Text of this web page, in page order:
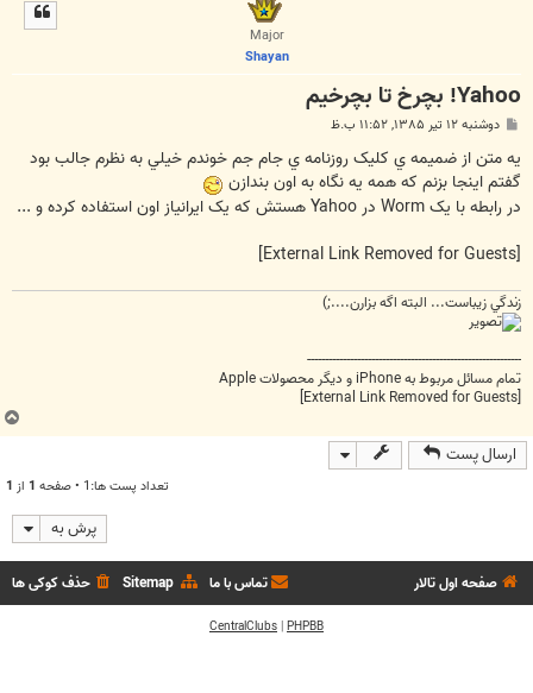
Major
Shayan
Yahoo! بچرخ تا بچرخيم
ت
دوشنبه ۱۲ تیر ۱۳۸۵, ۱۱:۵۲ ب.ظ
يه متن از ضميمه ي کليک روزنامه ي جام جم خوندم خيلي به نظرم جالب بود
گفتم اينجا بزنم که همه يه نگاه به اون بندازن
در رابطه با يک Worm در Yahoo هستش که يک ايرانياز اون استفاده کرده و ...
[External Link Removed for Guests]
زندگي زيباست... البته اگه بزارن....;)
------------------------------------------------------------
تمام مسائل مربوط به iPhone و دیگر محصولات Apple
[External Link Removed for Guests]
ارسال پست
تعداد پست ها:1 • صفحه 1 از 1
پرش به
صفحه اول تالار حذف کوکی ها Sitemap تماس با ما
PHPBB
|
CentralClubs